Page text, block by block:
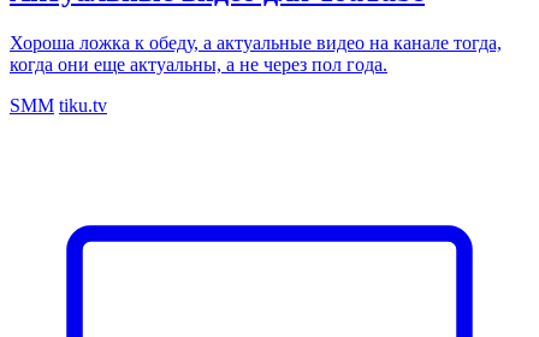
Хороша ложка к обеду, а актуальные видео на канале тогда,
когда они еще актуальны, а не через пол года.
SMM tiku.tv